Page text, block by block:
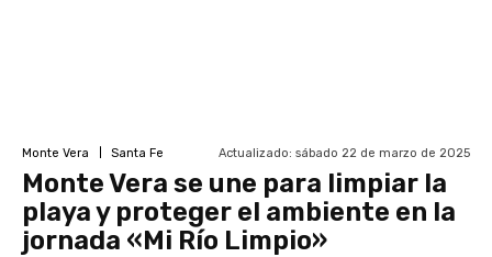
Monte Vera Santa Fe Actualizado: sábado 22 de marzo de 2025
Monte Vera se une para limpiar la
playa y proteger el ambiente en la
jornada «Mi Río Limpio»